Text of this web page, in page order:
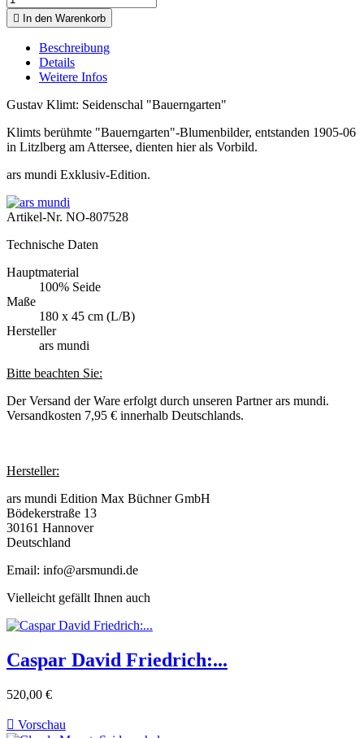
 In den Warenkorb
Beschreibung
Details
Weitere Infos
Gustav Klimt: Seidenschal "Bauerngarten"
Klimts berühmte "Bauerngarten"-Blumenbilder, entstanden 1905-06
in Litzlberg am Attersee, dienten hier als Vorbild.
ars mundi Exklusiv-Edition.
Artikel-Nr. NO-807528
Technische Daten
Hauptmaterial
100% Seide
Maße
180 x 45 cm (L/B)
Hersteller
ars mundi
Bitte beachten Sie:
Der Versand der Ware erfolgt durch unseren Partner ars mundi.
Versandkosten 7,95 € innerhalb Deutschlands.
Hersteller:
ars mundi Edition Max Büchner GmbH
Bödekerstraße 13
30161 Hannover
Deutschland
Email: info@arsmundi.de
Vielleicht gefällt Ihnen auch
Caspar David Friedrich:...
520,00 €
 Vorschau